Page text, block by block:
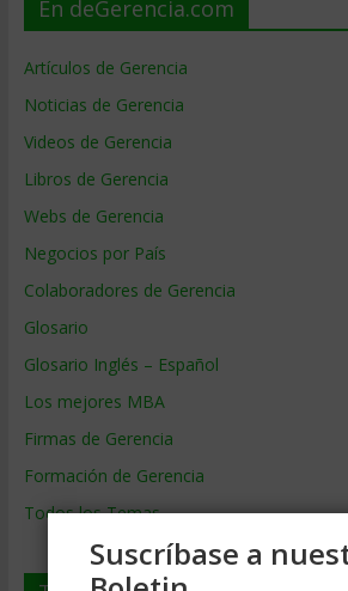
En deGerencia.com
Artículos de Gerencia
Noticias de Gerencia
Videos de Gerencia
Libros de Gerencia
Webs de Gerencia
Negocios por País
Colaboradores de Gerencia
Glosario
Glosario Inglés – Español
Los mejores MBA
Firmas de Gerencia
Formación de Gerencia
Todos los Temas
Suscríbase a